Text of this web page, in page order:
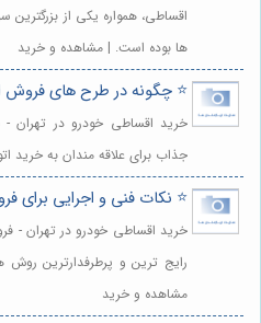
اقساطی، همواره یکی از بزرگترین
ها بوده است. | مشاهده و خرید
⭐️ چگونه در طرح های
خرید اقساطی خودرو در تهران -
جذاب برای علاقه مندان به خرید
⭐️ نکات فنی و اجرایی
خرید اقساطی خودرو در تهران -
رایج ترین و پرطرفدارترین
مشاهده و خرید